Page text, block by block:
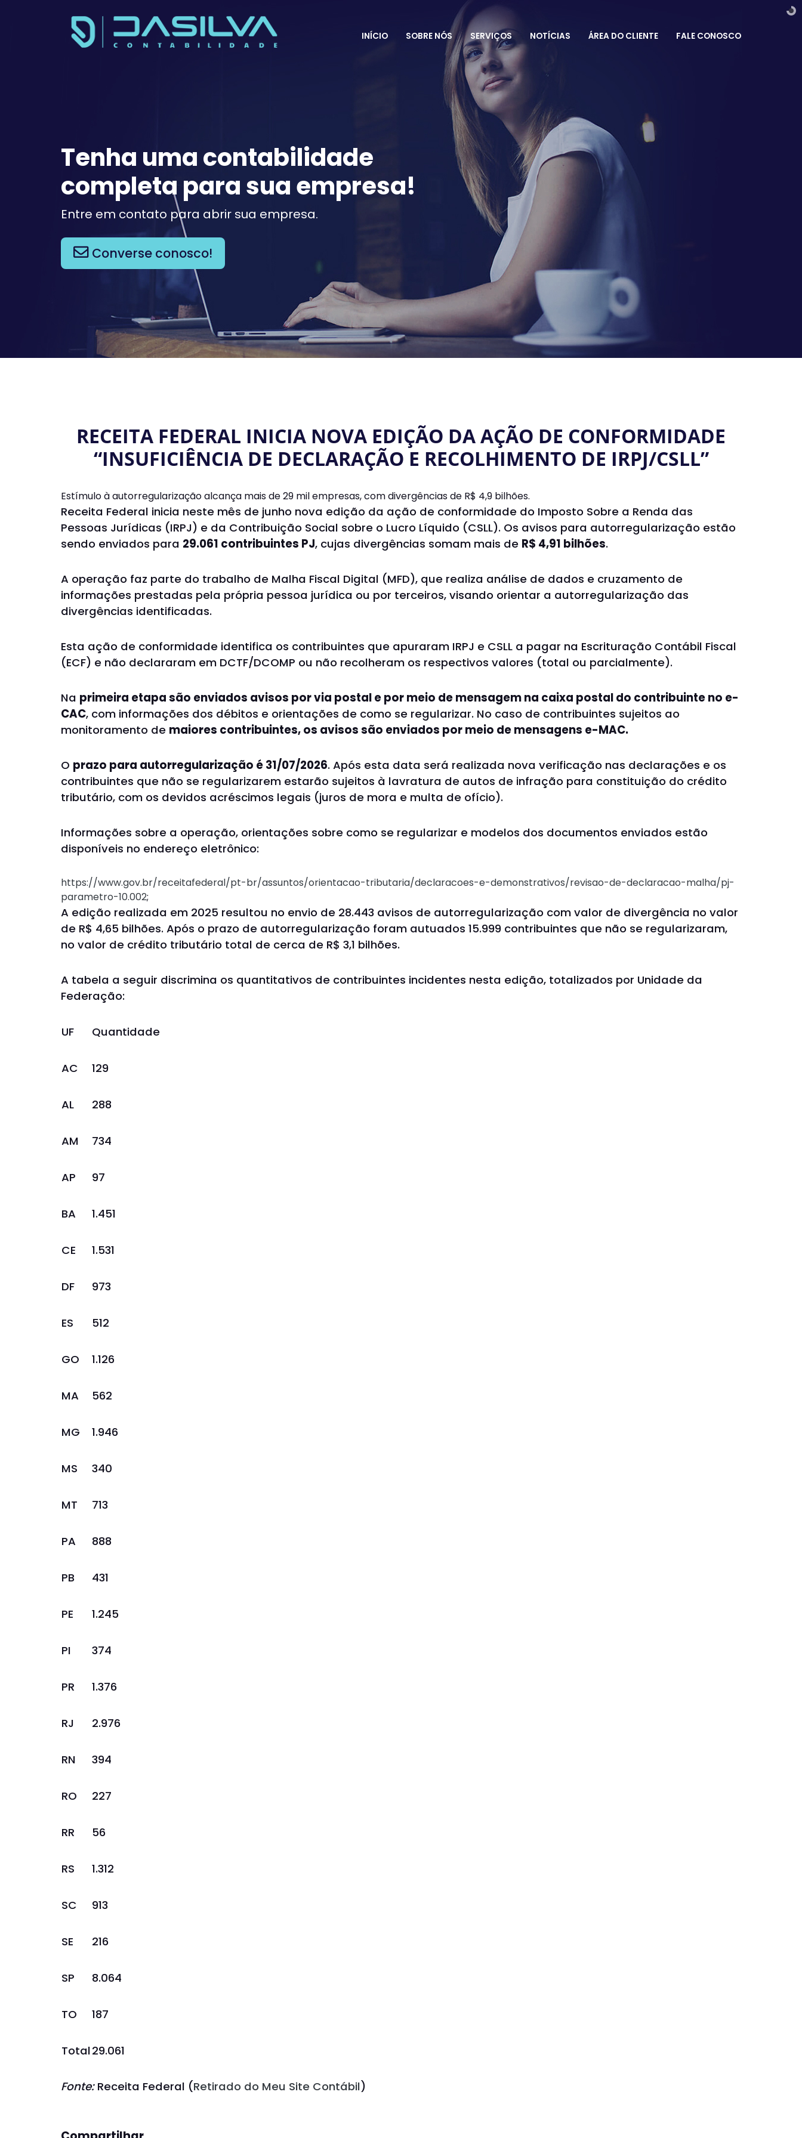
INÍCIO SOBRE NÓS SERVIÇOS NOTÍCIAS ÁREA DO CLIENTE FALE CONOSCO
Tenha uma contabilidade
completa para sua empresa!
Entre em contato para abrir sua empresa.
Converse conosco!
RECEITA FEDERAL INICIA NOVA EDIÇÃO DA AÇÃO DE CONFORMIDADE
“INSUFICIÊNCIA DE DECLARAÇÃO E RECOLHIMENTO DE IRPJ/CSLL”
Estímulo à autorregularização alcança mais de 29 mil empresas, com divergências de R$ 4,9 bilhões.
Receita Federal inicia neste mês de junho nova edição da ação de conformidade do Imposto Sobre a Renda das
Pessoas Jurídicas (IRPJ) e da Contribuição Social sobre o Lucro Líquido (CSLL). Os avisos para autorregularização estão
sendo enviados para 29.061 contribuintes PJ, cujas divergências somam mais de R$ 4,91 bilhões.
A operação faz parte do trabalho de Malha Fiscal Digital (MFD), que realiza análise de dados e cruzamento de
informações prestadas pela própria pessoa jurídica ou por terceiros, visando orientar a autorregularização das
divergências identificadas.
Esta ação de conformidade identifica os contribuintes que apuraram IRPJ e CSLL a pagar na Escrituração Contábil Fiscal
(ECF) e não declararam em DCTF/DCOMP ou não recolheram os respectivos valores (total ou parcialmente).
Na primeira etapa são enviados avisos por via postal e por meio de mensagem na caixa postal do contribuinte no e-
CAC, com informações dos débitos e orientações de como se regularizar. No caso de contribuintes sujeitos ao
monitoramento de maiores contribuintes, os avisos são enviados por meio de mensagens e-MAC.
O prazo para autorregularização é 31/07/2026. Após esta data será realizada nova verificação nas declarações e os
contribuintes que não se regularizarem estarão sujeitos à lavratura de autos de infração para constituição do crédito
tributário, com os devidos acréscimos legais (juros de mora e multa de ofício).
Informações sobre a operação, orientações sobre como se regularizar e modelos dos documentos enviados estão
disponíveis no endereço eletrônico:
https://www.gov.br/receitafederal/pt-br/assuntos/orientacao-tributaria/declaracoes-e-demonstrativos/revisao-de-declaracao-malha/pj-
parametro-10.002;
A edição realizada em 2025 resultou no envio de 28.443 avisos de autorregularização com valor de divergência no valor
de R$ 4,65 bilhões. Após o prazo de autorregularização foram autuados 15.999 contribuintes que não se regularizaram,
no valor de crédito tributário total de cerca de R$ 3,1 bilhões.
A tabela a seguir discrimina os quantitativos de contribuintes incidentes nesta edição, totalizados por Unidade da
Federação:
UF Quantidade
AC 129
AL 288
AM 734
AP 97
BA 1.451
CE 1.531
DF 973
ES 512
GO 1.126
MA 562
MG 1.946
MS 340
MT 713
PA 888
PB 431
PE 1.245
PI 374
PR 1.376
RJ 2.976
RN 394
RO 227
RR 56
RS 1.312
SC 913
SE 216
SP 8.064
TO 187
Total29.061
Fonte:Receita Federal (Retirado do Meu Site Contábil)